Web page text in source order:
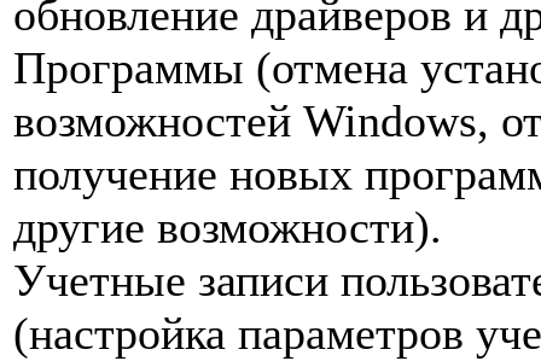
обновление драйверов и
Программы (отмена
возможностей Windows,
получение новых
другие возможности).
Учетные записи
(настройка параметров